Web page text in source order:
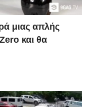
μιας απλής
και θα